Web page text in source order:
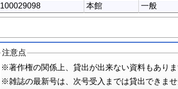
100029098
本館 一般
注意点
※著作権の関係上、貸出が出来ない資料もありま
※雑誌の最新号は、次号受入までは貸出できませ